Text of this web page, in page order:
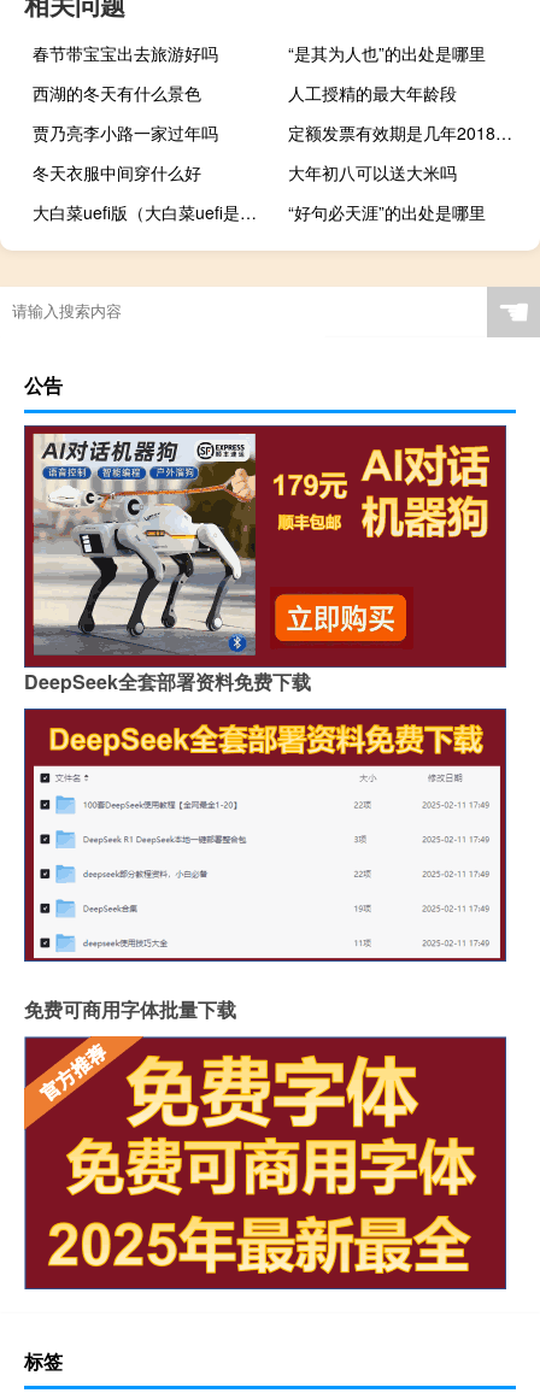
春节带宝宝出去旅游好吗
“是其为人也”的出处是哪里
西湖的冬天有什么景色
人工授精的最大年龄段
贾乃亮李小路一家过年吗
定额发票有效期是几年2018定额发票能报销吗（定额发票有效期是几年）
冬天衣服中间穿什么好
大年初八可以送大米吗
大白菜uefi版（大白菜uefi是什么意思）
“好句必天涯”的出处是哪里
☚
公告
DeepSeek全套部署资料免费下载
免费可商用字体批量下载
标签